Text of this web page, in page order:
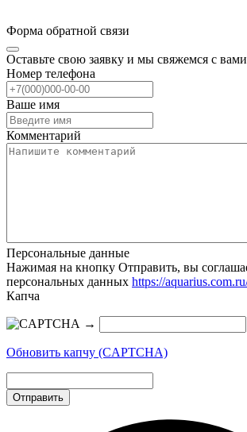
Форма обратной связи
Оставьте свою заявку и мы свяжемся с
Номер телефона
Ваше имя
Комментарий
Персональные данные
Нажимая на кнопку Отправить, вы
персональных данных https://
Капча
→
Обновить капчу (CAPTCHA)
Отправить